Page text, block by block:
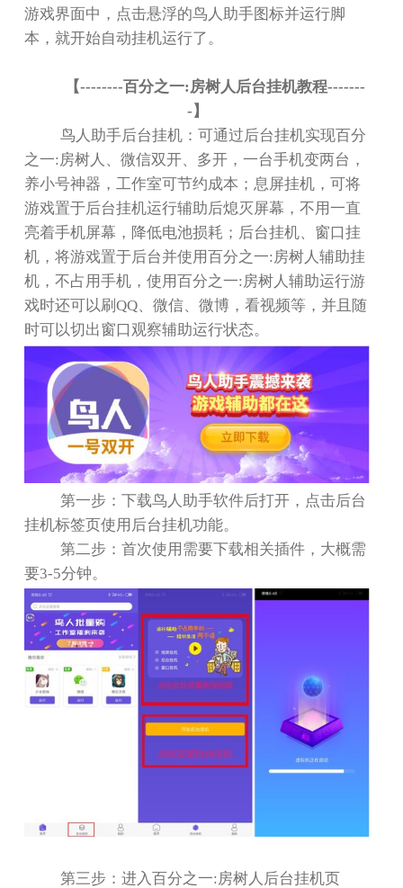
游戏界面中，点击悬浮的鸟人助手图标并运行脚
本，就开始自动挂机运行了。
【--------百分之一:房树人后台挂机教程-------
- 】
鸟人助手后台挂机：可通过后台挂机实现百分
之一:房树人、微信双开、多开，一台手机变两台，
养小号神器，工作室可节约成本；息屏挂机，可将
游戏置于后台挂机运行辅助后熄灭屏幕，不用一直
亮着手机屏幕，降低电池损耗；后台挂机、窗口挂
机，将游戏置于后台并使用百分之一:房树人辅助挂
机，不占用手机，使用百分之一:房树人辅助运行游
戏时还可以刷QQ、微信、微博，看视频等，并且随
时可以切出窗口观察辅助运行状态。
第一步：下载鸟人助手软件后打开，点击后台
挂机标签页使用后台挂机功能。
第二步：首次使用需要下载相关插件，大概需
要3-5分钟。
第三步：进入百分之一:房树人后台挂机页